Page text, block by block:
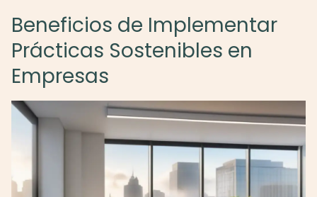
Beneficios de Implementar
Prácticas Sostenibles en
Empresas